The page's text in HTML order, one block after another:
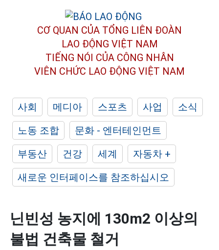
CƠ QUAN CỦA TỔNG LIÊN ĐOÀN
LAO ĐỘNG VIỆT NAM
TIẾNG NÓI CỦA CÔNG NHÂN
VIÊN CHỨC LAO ĐỘNG VIỆT NAM
사회 메디아 스포츠 사업
소식
노동 조합
문화 - 엔터테인먼트
부동산
건강 세계
자동차 +
새로운 인터페이스를 참조하십시오
닌빈성 농지에 130m2 이상의
불법 건축물 철거